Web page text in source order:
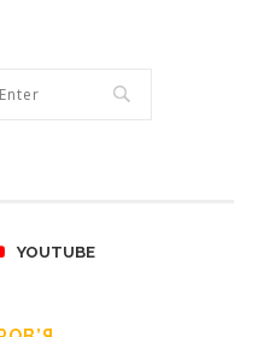
YOUTUBE